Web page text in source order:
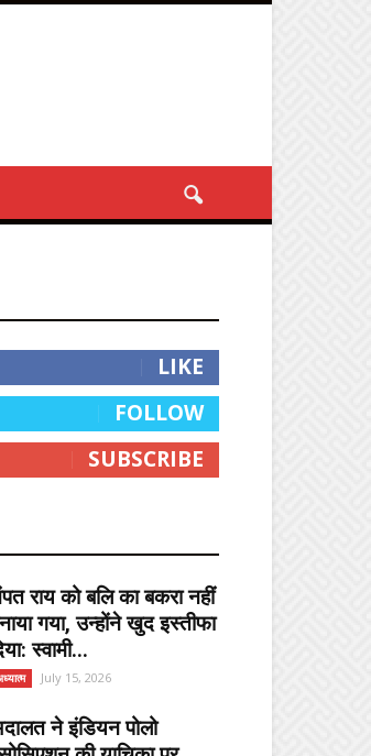
LIKE
FOLLOW
SUBSCRIBE
राय को बलि का बकरा नहीं
गया, उन्होंने खुद इस्तीफा
स्वामी...
July 15, 2026
ने इंडियन पोलो